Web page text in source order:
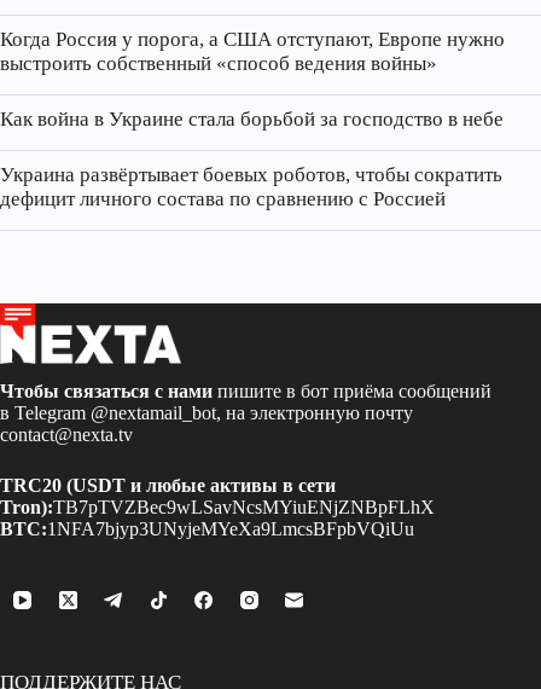
Когда Россия у порога, а США отступают, Европе нужно
выстроить собственный «способ ведения войны»
Как война в Украине стала борьбой за господство в небе
Украина развёртывает боевых роботов, чтобы сократить
дефицит личного состава по сравнению с Россией
Чтобы связаться с нами пишите в бот приёма сообщений
в Telegram @nextamail_bot, на электронную почту
contact@nexta.tv
TRC20 (USDT и любые активы в сети
Tron):TB7pTVZBec9wLSavNcsMYiuENjZNBpFLhX
BTC:1NFA7bjyp3UNyjeMYeXa9LmcsBFpbVQiUu
ПОДДЕРЖИТЕ НАС